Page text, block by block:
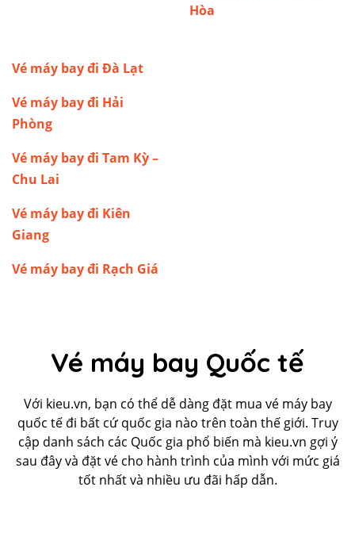
Hòa
Vé máy bay đi Đà Lạt
Vé máy bay đi Hải
Phòng
Vé máy bay đi Tam Kỳ –
Chu Lai
Vé máy bay đi Kiên
Giang
Vé máy bay đi Rạch Giá
Vé máy bay Quốc tế
Với kieu.vn, bạn có thể dễ dàng đặt mua vé máy bay
quốc tế đi bất cứ quốc gia nào trên toàn thế giới. Truy
cập danh sách các Quốc gia phổ biến mà kieu.vn gợi ý
sau đây và đặt vé cho hành trình của mình với mức giá
tốt nhất và nhiều ưu đãi hấp dẫn.